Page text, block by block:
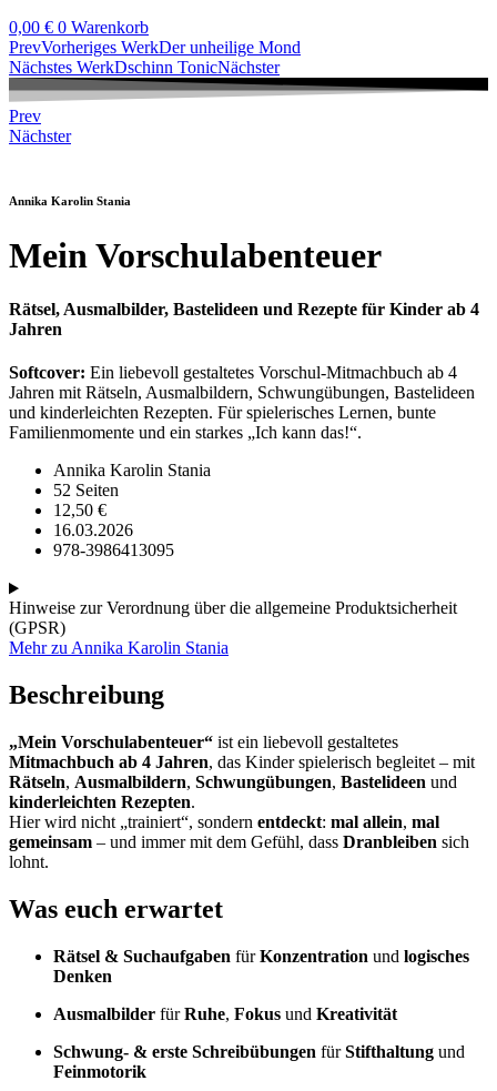
0,00 € 0 Warenkorb
PrevVorheriges WerkDer unheilige Mond
Nächstes WerkDschinn TonicNächster
Prev
Nächster
Annika Karolin Stania
Mein Vorschulabenteuer
Rätsel, Ausmalbilder, Bastelideen und Rezepte für Kinder ab 4
Jahren
Softcover: Ein liebevoll gestaltetes Vorschul-Mitmachbuch ab 4
Jahren mit Rätseln, Ausmalbildern, Schwungübungen, Bastelideen
und kinderleichten Rezepten. Für spielerisches Lernen, bunte
Familienmomente und ein starkes „Ich kann das!“.
Annika Karolin Stania
52 Seiten
12,50 €
16.03.2026
978-3986413095
Hinweise zur Verordnung über die allgemeine Produktsicherheit
(GPSR)
Mehr zu Annika Karolin Stania
Beschreibung
„Mein Vorschulabenteuer“ ist ein liebevoll gestaltetes
Mitmachbuch ab 4 Jahren, das Kinder spielerisch begleitet – mit
Rätseln, Ausmalbildern, Schwungübungen, Bastelideen und
kinderleichten Rezepten.
Hier wird nicht „trainiert“, sondern entdeckt: mal allein, mal
gemeinsam – und immer mit dem Gefühl, dass Dranbleiben sich
lohnt.
Was euch erwartet
Rätsel & Suchaufgaben fürKonzentration und logisches
Denken
Ausmalbilder fürRuhe, Fokus und Kreativität
Schwung- & erste Schreibübungen fürStifthaltung und
Feinmotorik